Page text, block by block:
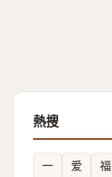
熱搜
一 爱 福